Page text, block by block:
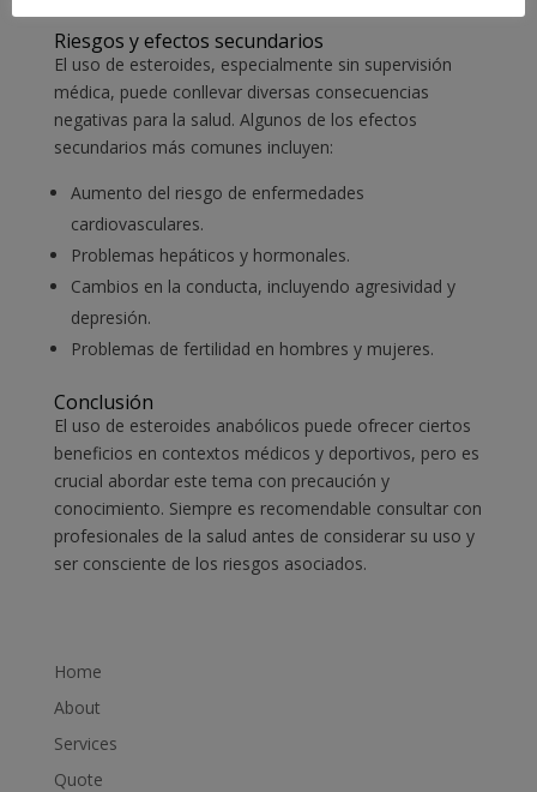
Riesgos y efectos secundarios
El uso de esteroides, especialmente sin supervisión
médica, puede conllevar diversas consecuencias
negativas para la salud. Algunos de los efectos
secundarios más comunes incluyen:
Aumento del riesgo de enfermedades
cardiovasculares.
Problemas hepáticos y hormonales.
Cambios en la conducta, incluyendo agresividad y
depresión.
Problemas de fertilidad en hombres y mujeres.
Conclusión
El uso de esteroides anabólicos puede ofrecer ciertos
beneficios en contextos médicos y deportivos, pero es
crucial abordar este tema con precaución y
conocimiento. Siempre es recomendable consultar con
profesionales de la salud antes de considerar su uso y
ser consciente de los riesgos asociados.
Home
About
Services
Quote